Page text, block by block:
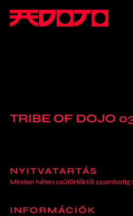
TRIBE OF DOJO
NYITVATARTÁS
Minden héten csütörtöktől szombatig
INFORMÁCIÓK